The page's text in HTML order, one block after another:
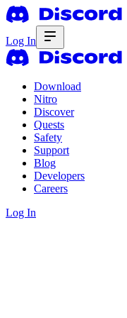
Log In
Download
Nitro
Discover
Quests
Safety
Support
Blog
Developers
Careers
Log In